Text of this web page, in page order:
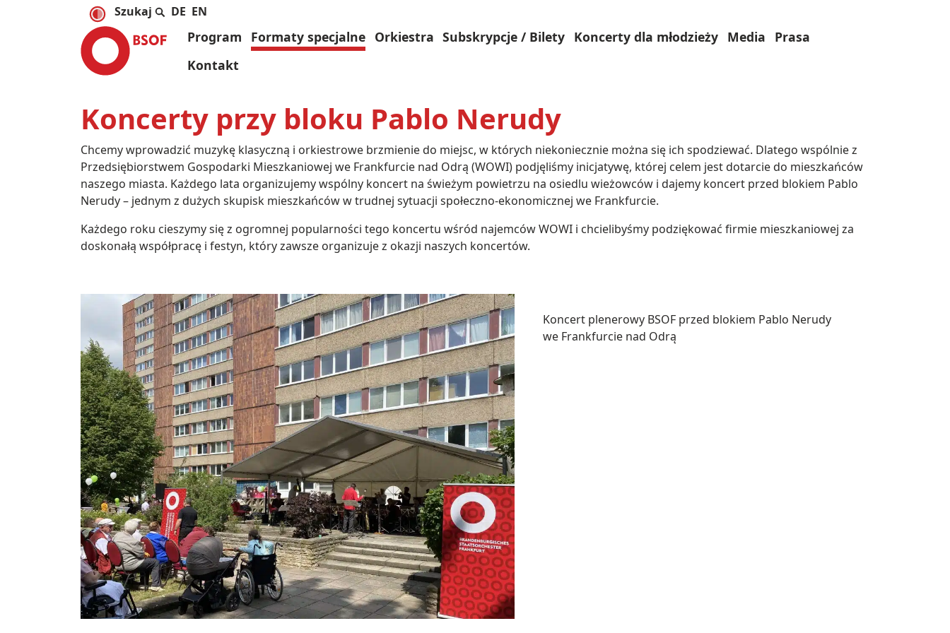
DE EN
Program Formaty specjalne Orkiestra Subskrypcje / Bilety Koncerty dla młodzieży Media
Prasa
Kontakt
Koncerty przy bloku Pablo Nerudy
Chcemy wprowadzić muzykę klasyczną i orkiestrowe brzmienie do miejsc, w których niekoniecznie można się ich spodziewać. Dlatego wspólnie z
Przedsiębiorstwem Gospodarki Mieszkaniowej we Frankfurcie nad Odrą (WOWI) podjęliśmy inicjatywę, której celem jest dotarcie do mieszkańców
naszego miasta. Każdego lata organizujemy wspólny koncert na świeżym powietrzu na osiedlu wieżowców i dajemy koncert przed blokiem Pablo
Nerudy – jednym z dużych skupisk mieszkańców w trudnej sytuacji społeczno-ekonomicznej we Frankfurcie.
Każdego roku cieszymy się z ogromnej popularności tego koncertu wśród najemców WOWI i chcielibyśmy podziękować firmie mieszkaniowej za
doskonałą współpracę i festyn, który zawsze organizuje z okazji naszych koncertów.
Koncert plenerowy BSOF przed blokiem Pablo Nerudy
we Frankfurcie nad Odrą